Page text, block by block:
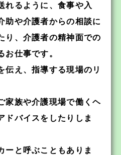
れるように、食事や入
助や介護者からの相談に
り、介護者の精神面での
お仕事です。
伝え、指導する現場のリ
家族や介護現場で働くヘ
ドバイスをしたりしま
ーと呼ぶこともありま